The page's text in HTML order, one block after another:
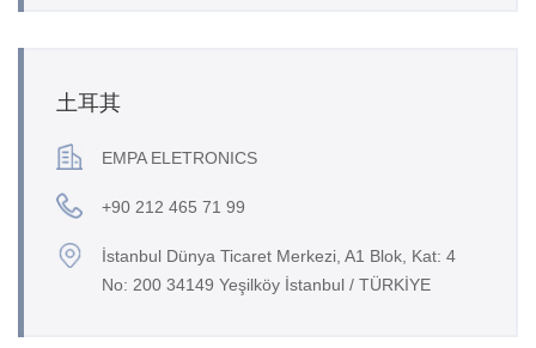
土耳其
EMPA ELETRONICS
+90 212 465 71 99
İstanbul Dünya Ticaret Merkezi, A1 Blok, Kat: 4
No: 200 34149 Yeşilköy İstanbul / TÜRKİYE